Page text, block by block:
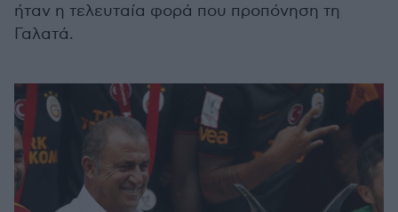
ήταν η τελευταία φορά που προπόνηση τη
Γαλατά.